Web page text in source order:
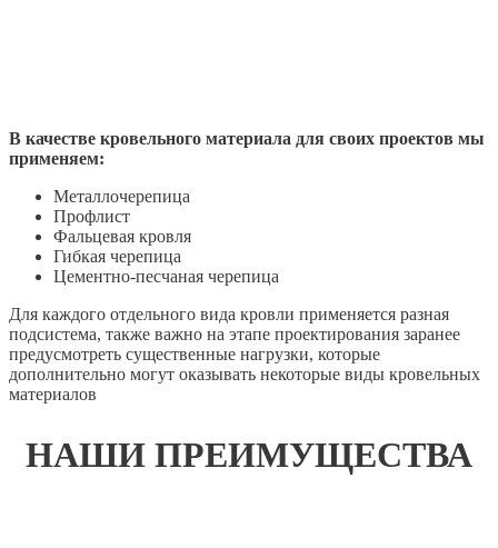
В качестве кровельного материала для своих проектов мы
применяем:
Металлочерепица
Профлист
Фальцевая кровля
Гибкая черепица
Цементно-песчаная черепица
Для каждого отдельного вида кровли применяется разная
подсистема, также важно на этапе проектирования заранее
предусмотреть существенные нагрузки, которые
дополнительно могут оказывать некоторые виды кровельных
материалов
НАШИ ПРЕИМУЩЕСТВА